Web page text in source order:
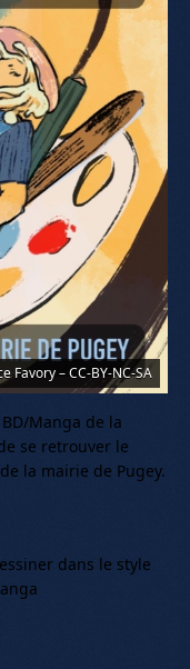
Favory – CC-BY-NC-SA
Manga de la
se retrouver le
la mairie de Pugey.
dans le style